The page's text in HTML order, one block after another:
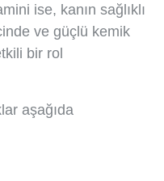
ise, kanın sağlıklı
ve güçlü kemik
bir rol
aşağıda